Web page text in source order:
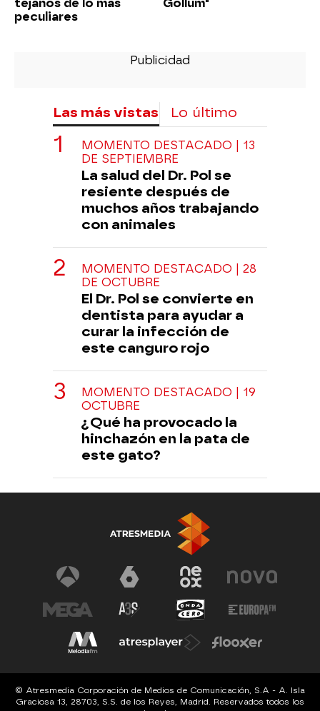
tejanos de lo más
peculiares
Gollum"
Las más vistas Lo último
MOMENTO DESTACADO | 13
DE SEPTIEMBRE
La salud del Dr. Pol se
resiente después de
muchos años trabajando
con animales
MOMENTO DESTACADO | 28
DE OCTUBRE
El Dr. Pol se convierte en
dentista para ayudar a
curar la infección de
este canguro rojo
MOMENTO DESTACADO | 19
OCTUBRE
¿Qué ha provocado la
hinchazón en la pata de
este gato?
© Atresmedia Corporación de Medios de Comunicación, S.A - A. Isla
Graciosa 13, 28703, S.S. de los Reyes, Madrid. Reservados todos los